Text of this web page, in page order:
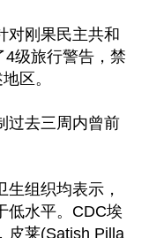
对刚果民主共和
4级旅行警告，禁
区。
过去三周内曾前
组织均表示，
低水平。CDC埃
皮莱(Satish Pilla